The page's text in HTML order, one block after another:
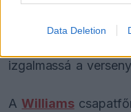
Data Deletion
de végig kellett
izgalmassá a
AWilliams